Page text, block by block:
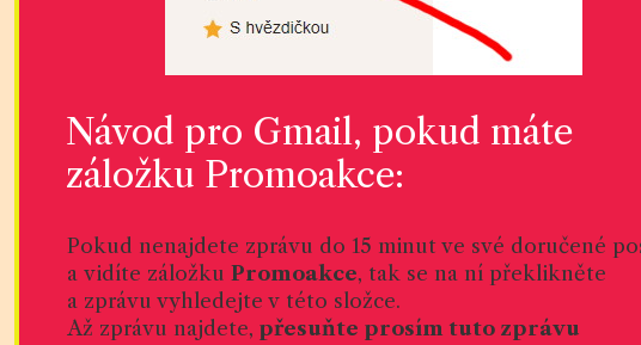
Návod pro Gmail, pokud máte
záložku Promoakce:
Pokud nenajdete zprávu do 15 minut ve své doručené
a vidíte záložku Promoakce, tak se na ní překlikněte
a zprávu vyhledejte v této složce.
Až zprávu najdete, přesuňte prosím tuto zprávu